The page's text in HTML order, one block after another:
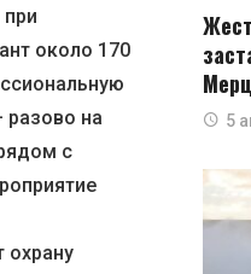
около 170
на
с
охрану
5